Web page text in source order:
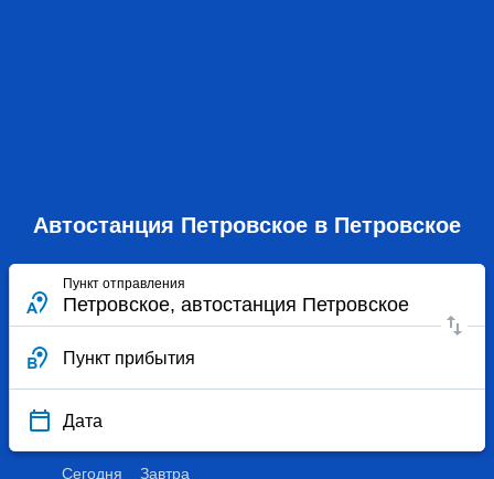
Автостанция Петровское в Петровское
Пункт отправления
Пункт прибытия
Дата
Сегодня Завтра